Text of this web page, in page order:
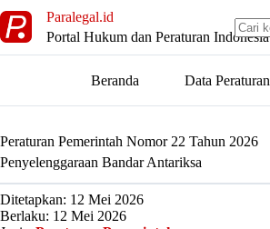
to
content
Paralegal.id
Portal Hukum dan Peraturan Indonesia
Beranda Data Peraturan
Peraturan Pemerintah Nomor 22 Tahun 2026
Penyelenggaraan Bandar Antariksa
Ditetapkan: 12 Mei 2026
Berlaku: 12 Mei 2026